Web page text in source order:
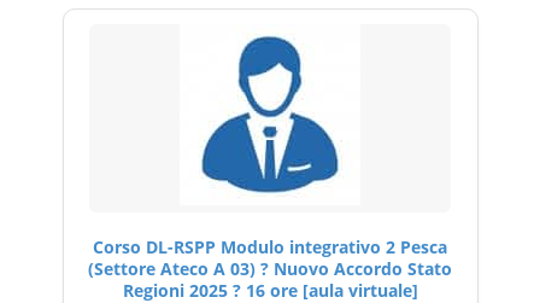
Corso DL-RSPP Modulo integrativo 2 Pesca
(Settore Ateco A 03) ? Nuovo Accordo Stato
Regioni 2025 ? 16 ore [aula virtuale]